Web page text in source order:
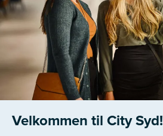
Velkommen til City Syd!